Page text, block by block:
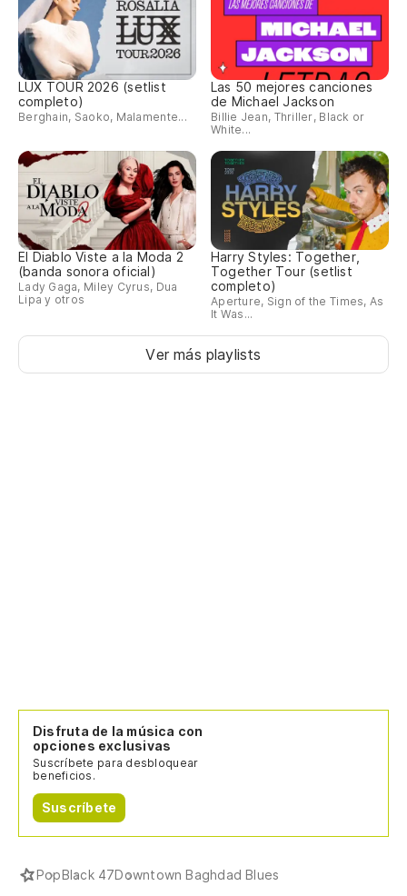
LUX TOUR 2026 (setlist
completo)
Berghain, Saoko, Malamente...
Las 50 mejores canciones
de Michael Jackson
Billie Jean, Thriller, Black or
White...
El Diablo Viste a la Moda 2
(banda sonora oficial)
Lady Gaga, Miley Cyrus, Dua
Lipa y otros
Harry Styles: Together,
Together Tour (setlist
completo)
Aperture, Sign of the Times, As
It Was...
Ver más playlists
Disfruta de la música con
opciones exclusivas
Suscríbete para desbloquear
beneficios.
Suscríbete
PopBlack 47Downtown Baghdad Blues